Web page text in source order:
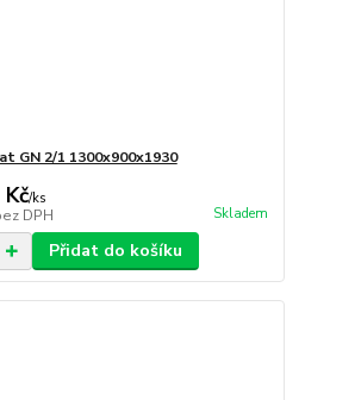
GN 2/1 1300x900x1930
/ks
DPH Skladem
Přidat do košíku